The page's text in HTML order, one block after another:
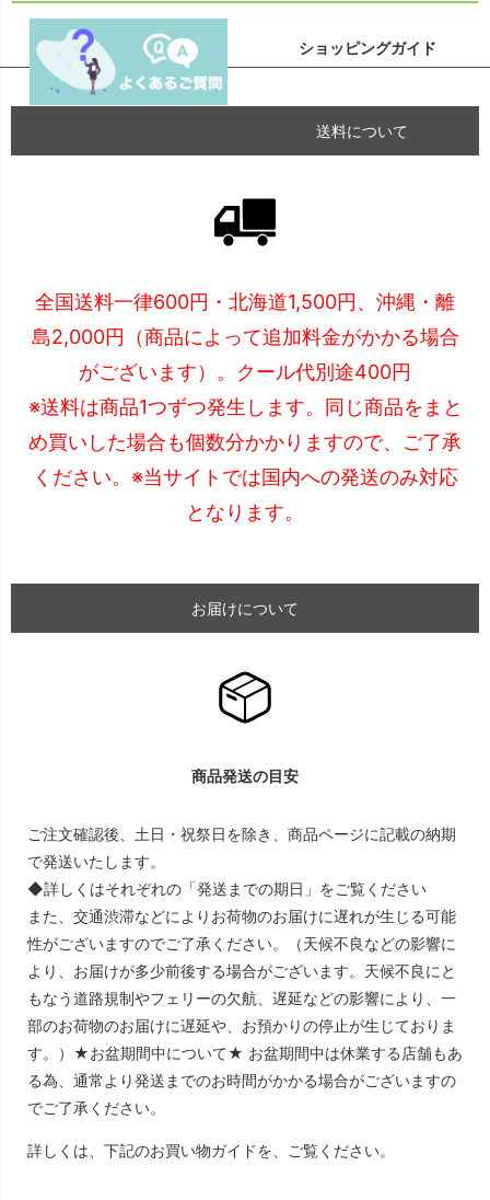
ショッピングガイド
送料について
全国送料一律600円・北海道1,500円、沖縄・離
島2,000円（商品によって追加料金がかかる場合
がございます）。クール代別途400円
※送料は商品1つずつ発生します。同じ商品をまと
め買いした場合も個数分かかりますので、ご了承
ください。※当サイトでは国内への発送のみ対応
となります。
お届けについて
商品発送の目安
ご注文確認後、土日・祝祭日を除き、商品ページに記載の納期
で発送いたします。
◆詳しくはそれぞれの「発送までの期日」をご覧ください
また、交通渋滞などによりお荷物のお届けに遅れが生じる可能
性がございますのでご了承ください。（天候不良などの影響に
より、お届けが多少前後する場合がございます。天候不良にと
もなう道路規制やフェリーの欠航、遅延などの影響により、一
部のお荷物のお届けに遅延や、お預かりの停止が生じておりま
す。）★お盆期間中について★ お盆期間中は休業する店舗もあ
る為、通常より発送までのお時間がかかる場合がございますの
でご了承ください。
詳しくは、下記のお買い物ガイドを、ご覧ください。